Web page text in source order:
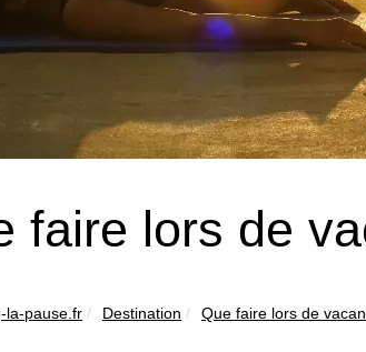
faire lors de
la-pause.fr Destination Que faire lors de